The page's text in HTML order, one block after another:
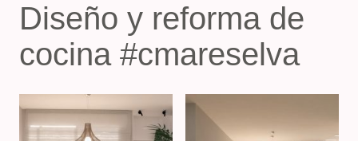
Diseño y reforma de
cocina #cmareselva